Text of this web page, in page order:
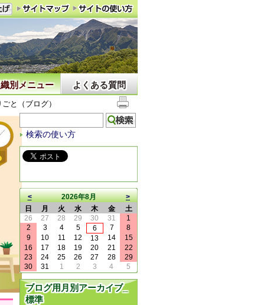
別メニュー よくある質問
と（ブログ）
検索の使い方
< 2026年8月
>
日
月 火 水 木 金
土
26
27 28 29 30 31
1
2
3 4 5 6 7
8
9
10 11 12 13 14
15
16
17 18 19 20 21
22
23
24 25 26 27 28
29
30
31 1 2 3 4 5
ブログ用月別アーカイブ_
標準